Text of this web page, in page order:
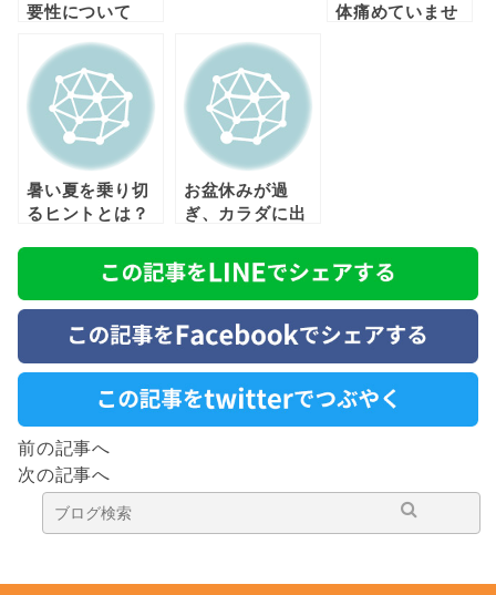
要性について
体痛めていませ
暑い夏を乗り切
るヒントとは？
お盆休みが過
ぎ、カラダに出
前の記事へ
次の記事へ